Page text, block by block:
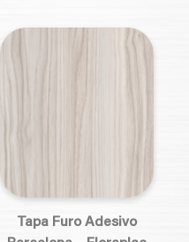
Tapa Furo Adesivo